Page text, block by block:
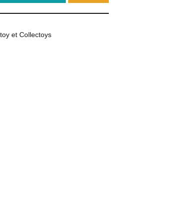
et Collectoys